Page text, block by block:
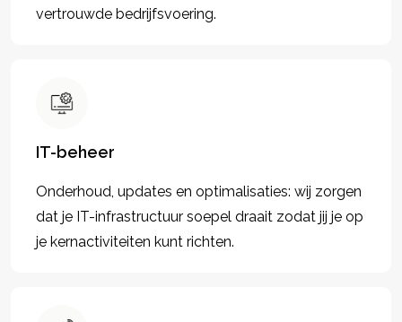
vertrouwde bedrijfsvoering.
IT-beheer
Onderhoud, updates en optimalisaties: wij zorgen
dat je IT-infrastructuur soepel draait zodat jij je op
je kernactiviteiten kunt richten.